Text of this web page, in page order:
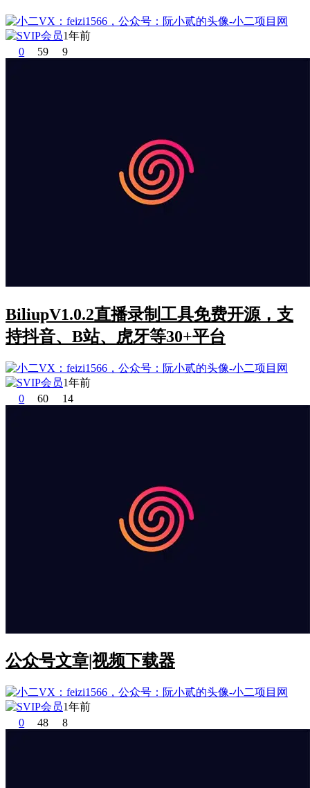
1年前
0
59 9
BiliupV1.0.2直播录制工具免费开源，支
持抖音、B站、虎牙等30+平台
1年前
0
60 14
公众号文章|视频下载器
1年前
0
48 8